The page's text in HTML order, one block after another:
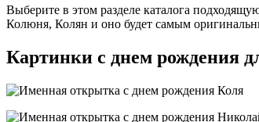
Выберите в этом разделе каталога
Колюня, Колян и оно будет самым
Картинки с днем рождения